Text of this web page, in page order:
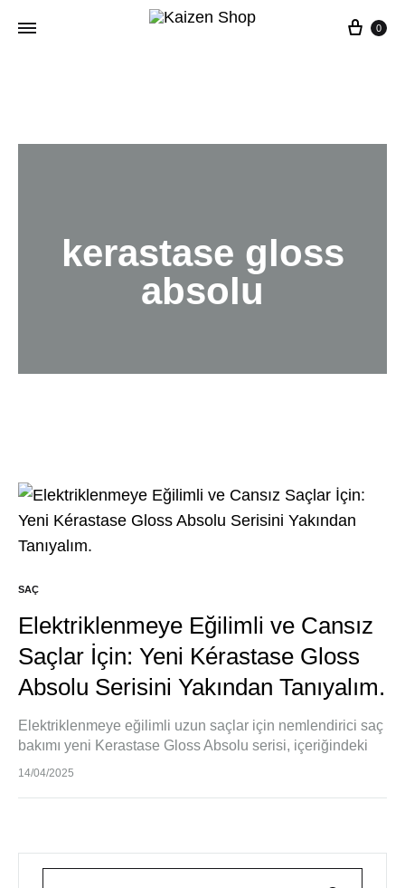
0
kerastase gloss
absolu
SAÇ
Elektriklenmeye Eğilimli ve Cansız
Saçlar İçin: Yeni Kérastase Gloss
Absolu Serisini Yakından Tanıyalım.
Elektriklenmeye eğilimli uzun saçlar için nemlendirici saç
bakımı yeni Kerastase Gloss Absolu serisi, içeriğindeki
Hyaluronik Asit, Glikolik Asitler ve Yabani Gül Yağı
14/04/2025